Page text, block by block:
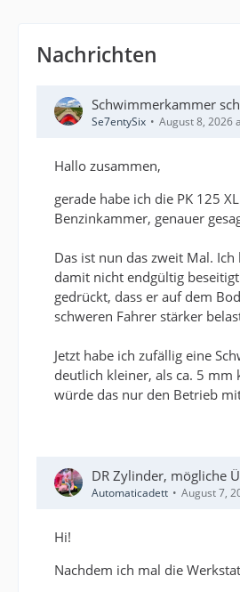
Nachrichten
Schwimmerkammer
Se7entySix August 8, 2026
Hallo zusammen,
gerade habe ich die PK 125
Benzinkammer, genauer
Das ist nun das zweit Mal.
damit nicht endgültig
gedrückt, dass er auf dem
schweren Fahrer stärker
Jetzt habe ich zufällig eine
deutlich kleiner, als ca. 5 mm
würde das nur den Betrieb
DR Zylinder, mögliche
Automaticadett August 7,
Hi!
Nachdem ich mal die